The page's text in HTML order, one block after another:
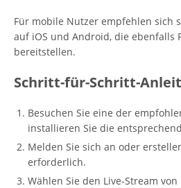
Für mobile Nutzer empfehlen sich
auf iOS und Android, die ebenfalls
bereitstellen.
Schritt-für-Schritt-
Besuchen Sie eine der
installieren Sie die
Melden Sie sich an oder
erforderlich.
Wählen Sie den Live-Stream